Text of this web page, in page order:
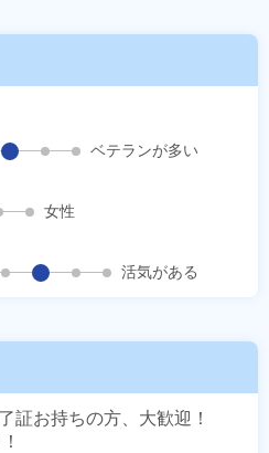
ベテランが多い
女性
活気がある
証お持ちの方、大歓迎！